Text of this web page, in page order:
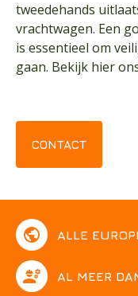
tweedehands
vrachtwagen. Een
is essentieel om
gaan. Bekijk hier
CONTACT
public ALLE
engineering AL MEER